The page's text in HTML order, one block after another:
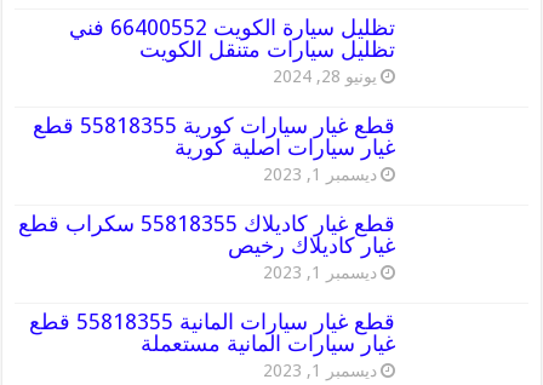
تظليل سيارة الكويت 66400552 فني
تظليل سيارات متنقل الكويت
يونيو 28, 2024
قطع غيار سيارات كورية 55818355 قطع
غيار سيارات اصلية كورية
ديسمبر 1, 2023
قطع غيار كاديلاك 55818355 سكراب قطع
غيار كاديلاك رخيص
ديسمبر 1, 2023
قطع غيار سيارات المانية 55818355 قطع
غيار سيارات المانية مستعملة
ديسمبر 1, 2023